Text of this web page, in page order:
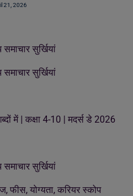
21, 2026
सुर्खियां
सुर्खियां
में | कक्षा 4-10 | मदर्स डे 2026
सुर्खियां
फीस, योग्यता, करियर स्कोप